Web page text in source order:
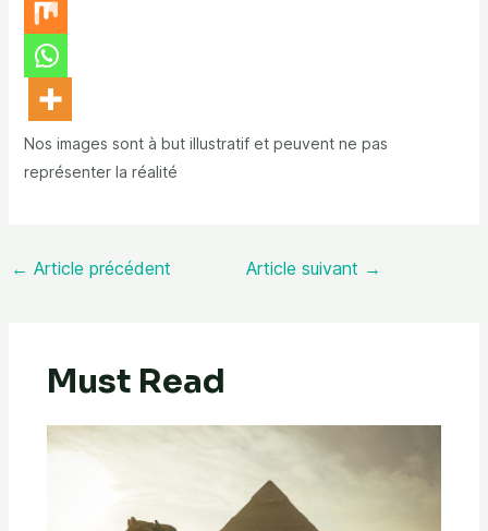
Nos images sont à but illustratif et peuvent ne pas
représenter la réalité
← Article précédent Article suivant →
Must Read